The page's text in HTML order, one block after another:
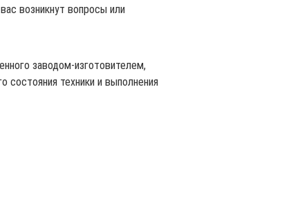
возникнут вопросы или
заводом-изготовителем,
состояния техники и выполнения